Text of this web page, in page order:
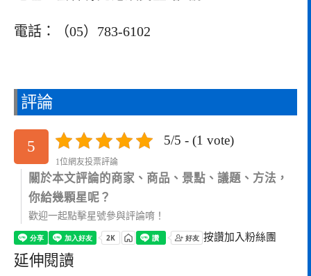
電話：（05）783-6102
評論
5 5/5 - (1 vote)
1位網友投票評論
關於本文評論的商家、商品、景點、議題、方法，
你給幾顆星呢？
歡迎一起點擊星號參與評論唷！
按讚加入粉絲團
延伸閱讀